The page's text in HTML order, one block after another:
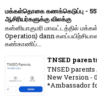
மக்கள்தொகை கணக்கெடுப்பு - 55
ஆசிரியர்களுக்கு விலக்கு
கன்னியாகுமரி மாவட்டத்தில்
Operation) dann
கண்காணிப்...
TNSED
TNSED
New Version -
*Ambassador